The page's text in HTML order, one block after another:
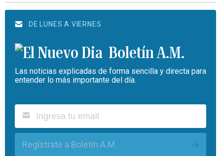
DE LUNES A VIERNES
Boletín A.M.
Las noticias explicadas de forma sencilla y directa para
entender lo más importante del día.
Regístrate a Boletín A.M.